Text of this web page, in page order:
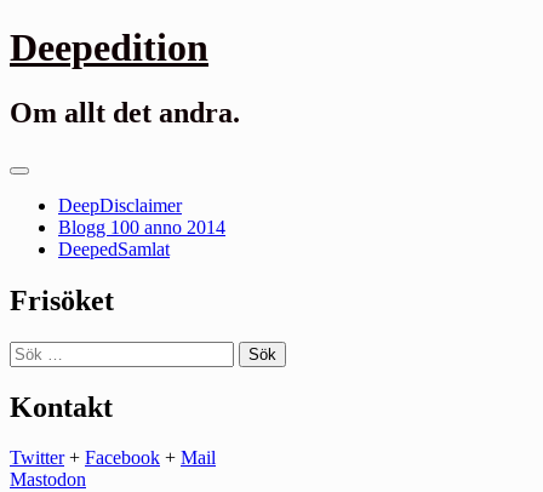
Gå
till
Deepedition
Om allt det andra.
Primär
DeepDisclaimer
Blogg 100 anno 2014
DeepedSamlat
Frisöket
Sök
efter:
Kontakt
Twitter+ Facebook + Mail
Mastodon